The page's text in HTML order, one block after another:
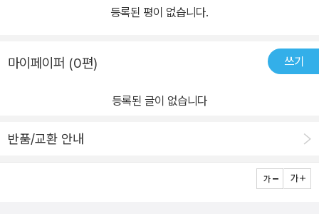
등록된 평이 없습니다.
마이페이퍼 (0편) 쓰기
등록된 글이 없습니다
반품/교환 안내